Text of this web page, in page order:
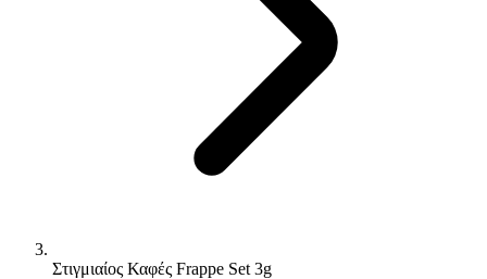
Στιγμιαίος Καφές Frappe Set 3g